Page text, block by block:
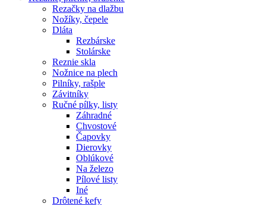
Rezačky na dlažbu
Nožíky, čepele
Dláta
Rezbárske
Stolárske
Reznie skla
Nožnice na plech
Pilníky, rašple
Závitníky
Ručné pílky, listy
Záhradné
Chvostové
Čapovky
Dierovky
Oblúkové
Na železo
Pílové listy
Iné
Drôtené kefy